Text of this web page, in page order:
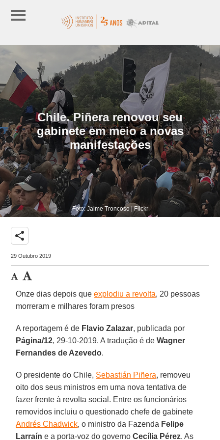
Chile. Piñera renovou seu
gabinete em meio a novas
manifestações
Foto: Jaime Troncoso | Flickr
share
29 Outubro 2019
Onze dias depois queexplodiu a revolta, 20 pessoas
morreram e milhares foram presos
A reportagem é de Flavio Zalazar, publicada por
Página/12, 29-10-2019. A tradução é deWagner
Fernandes de Azevedo.
O presidente do Chile, Sebastián Piñera, removeu
oito dos seus ministros em uma nova tentativa de
fazer frente à revolta social. Entre os funcionários
removidos incluiu o questionado chefe de gabinete
Andrés Chadwick, o ministro da Fazenda Felipe
Larraín e a porta-voz do governoCecília Pérez. As